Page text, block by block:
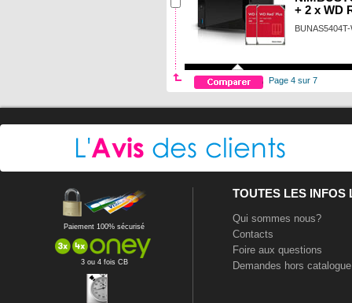
+ 2 x WD
Page 4 sur 7
Paiement 100% sécurisé
3 ou 4 fois CB
TOUTES LES INFOS
Qui sommes nous?
Contacts
Foire aux questions
Demandes hors catalogue